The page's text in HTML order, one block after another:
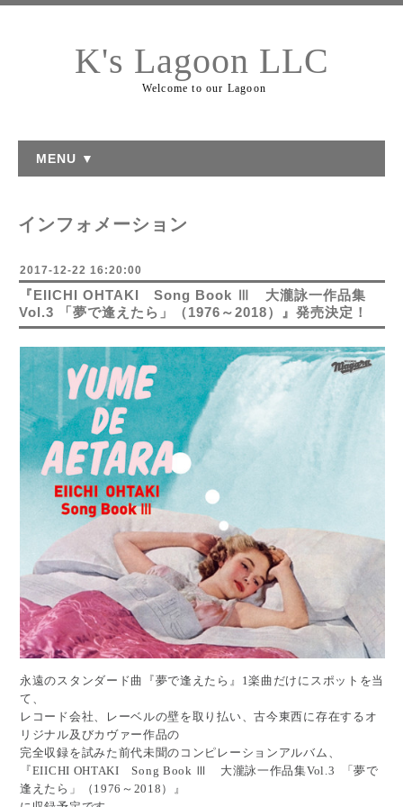
K's Lagoon LLC
Welcome to our Lagoon
MENU ▼
インフォメーション
2017-12-22 16:20:00
『EIICHI OHTAKI Song Book Ⅲ 大瀧詠一作品集
Vol.3 「夢で逢えたら」（1976～2018）』発売決定！
永遠のスタンダード曲『夢で逢えたら』1楽曲だけにスポットを当
て、
レコード会社、レーベルの壁を取り払い、古今東西に存在するオ
リジナル及びカヴァー作品の
完全収録を試みた前代未聞のコンピレーションアルバム、
『EIICHI OHTAKI Song Book Ⅲ 大瀧詠一作品集Vol.3 「夢で
逢えたら」（1976～2018）』